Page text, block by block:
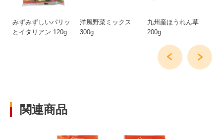
みずみずしいパリッ
とイタリアン 120g
洋風野菜ミックス
300g
九州産ほうれん草
200g
関連商品